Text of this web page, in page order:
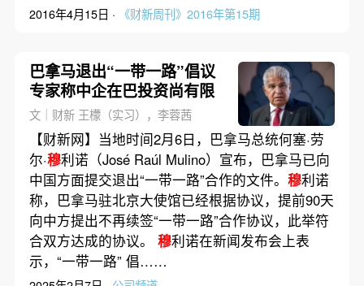
2016年4月15日 · 《财新周刊》2016年第15期
巴拿马退出“一带一路”倡议
专家称中企在巴投资尚有限
文｜财新 王檬（实习），李蓉茜
【财新网】当地时间2月6日，巴拿马总统何塞·劳
尔·穆利诺（José Raúl Mulino）宣布，巴拿马已向
中国方面提交退出“一带一路”合作的文件。 穆利诺
称，巴拿马驻北京大使馆已经根据协议，提前90天
向中方提出不再续签“一带一路”合作协议，此举符
合双方达成的协议。 穆利诺在新闻发布会上表
示，“一带一路” 倡……